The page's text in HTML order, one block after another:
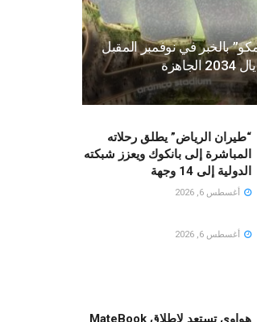
بالخبر في نوفمبر المقبل
“طيران الرياض” يطلق رحلاته
المباشرة إلى بانكوك ويعزز شبكته
الدولية إلى 14 وجهة
أغسطس 6, 2026
أغسطس 6, 2026